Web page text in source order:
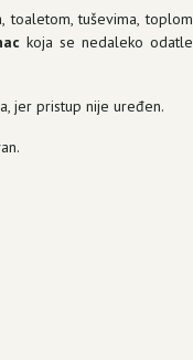
toaletom, tuševima, toplom
koja se nedaleko odatle
jer pristup nije uređen.